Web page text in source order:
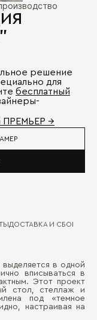
решение
для
бесплатный
ПРЕМЬЕР →
ДОСТАВКА И СБОРКА
в одной
вписываться в
Этот проект
стол, стеллаж и
под «темное
настраивая на